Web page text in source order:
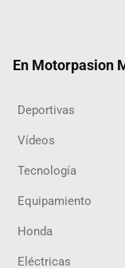
En Motorpasion
Deportivas
Vídeos
Tecnología
Equipamiento
Honda
Eléctricas